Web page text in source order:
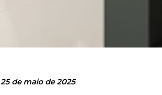
25 de maio de 2025